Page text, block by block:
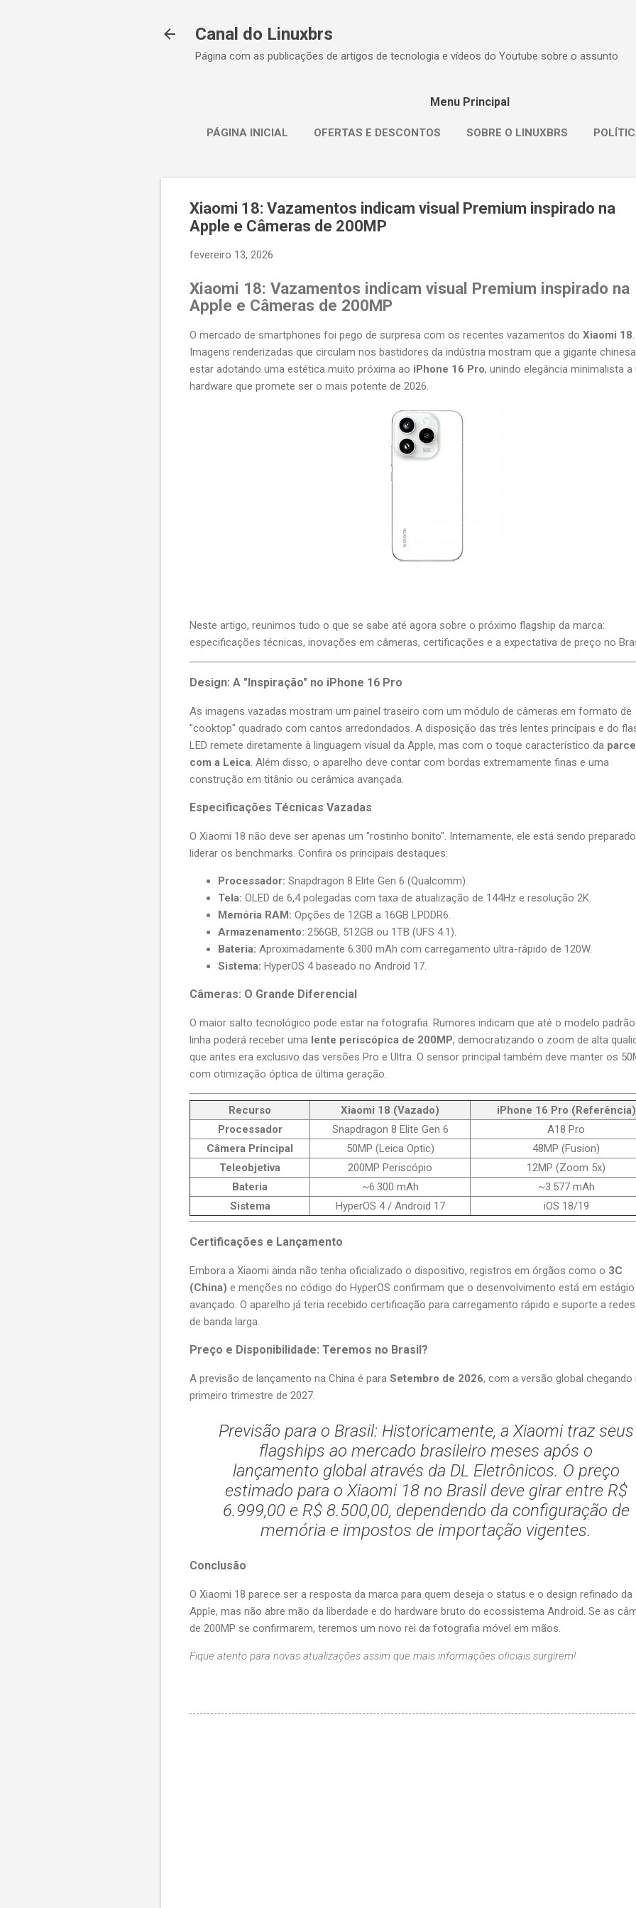
Canal do Linuxbrs
Página com as publicações de artigos de tecnologia e vídeos do Youtube sobre o assunto
Menu Principal
PÁGINA INICIAL OFERTAS E DESCONTOS SOBRE O LINUXBRS
Xiaomi 18: Vazamentos indicam visual Premium inspirado na
Apple e Câmeras de 200MP
fevereiro 13, 2026
Xiaomi 18: Vazamentos indicam visual Premium inspirado na
Apple e Câmeras de 200MP
O mercado de smartphones foi pego de surpresa com os recentes vazamentos do Xiaomi 18.
Imagens renderizadas que circulam nos bastidores da indústria mostram que a gigante
estar adotando uma estética muito próxima ao iPhone 16 Pro, unindo elegância minimalista a
hardware que promete ser o mais potente de 2026.
Neste artigo, reunimos tudo o que se sabe até agora sobre o próximo flagship da marca:
especificações técnicas, inovações em câmeras, certificações e a expectativa de preço no
Design: A "Inspiração" no iPhone 16 Pro
As imagens vazadas mostram um painel traseiro com um módulo de câmeras em formato de
"cooktop" quadrado com cantos arredondados. A disposição das três lentes principais e do
LED remete diretamente à linguagem visual da Apple, mas com o toque característico da
com a Leica. Além disso, o aparelho deve contar com bordas extremamente finas e uma
construção em titânio ou cerâmica avançada.
Especificações Técnicas Vazadas
O Xiaomi 18 não deve ser apenas um "rostinho bonito". Internamente, ele está sendo
liderar os benchmarks. Confira os principais destaques:
Processador: Snapdragon 8 Elite Gen 6 (Qualcomm).
Tela: OLED de 6,4 polegadas com taxa de atualização de 144Hz e resolução 2K.
Memória RAM: Opções de 12GB a 16GB LPDDR6.
Armazenamento: 256GB, 512GB ou 1TB (UFS 4.1).
Bateria: Aproximadamente 6.300 mAh com carregamento ultra-rápido de 120W.
Sistema: HyperOS 4 baseado no Android 17.
Câmeras: O Grande Diferencial
O maior salto tecnológico pode estar na fotografia. Rumores indicam que até o modelo
linha poderá receber uma lente periscópica de 200MP, democratizando o zoom de alta
que antes era exclusivo das versões Pro e Ultra. O sensor principal também deve manter os
com otimização óptica de última geração.
Recurso Xiaomi 18 (Vazado)
iPhone 16 Pro (Referência)
Processador
Snapdragon 8 Elite Gen 6
A18 Pro
Câmera Principal
50MP (Leica Optic)
48MP (Fusion)
Teleobjetiva
200MP Periscópio
12MP (Zoom 5x)
Bateria
~6.300 mAh
~3.577 mAh
Sistema
HyperOS 4 / Android 17 iOS 18/19
Certificações e Lançamento
Embora a Xiaomi ainda não tenha oficializado o dispositivo, registros em órgãos como o 3C
(China) e menções no código do HyperOS confirmam que o desenvolvimento está em estágio
avançado. O aparelho já teria recebido certificação para carregamento rápido e suporte a redes
de banda larga.
Preço e Disponibilidade: Teremos no Brasil?
A previsão de lançamento na China é para Setembro de 2026, com a versão global chegando
primeiro trimestre de 2027.
Previsão para o Brasil: Historicamente, a Xiaomi traz seus
flagships ao mercado brasileiro meses após o
lançamento global através da DL Eletrônicos. O preço
estimado para o Xiaomi 18 no Brasil deve girar entre R$
6.999,00 e R$ 8.500,00, dependendo da configuração de
memória e impostos de importação vigentes.
Conclusão
O Xiaomi 18 parece ser a resposta da marca para quem deseja o status e o design refinado da
Apple, mas não abre mão da liberdade e do hardware bruto do ecossistema Android. Se as
de 200MP se confirmarem, teremos um novo rei da fotografia móvel em mãos.
Fique atento para novas atualizações assim que mais informações oficiais surgirem!